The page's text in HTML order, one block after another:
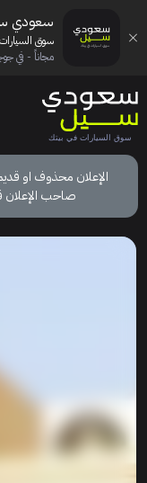
الإعلان محذوف او
صاحب الإعلان
سعودي
سوق
مجاناً - في